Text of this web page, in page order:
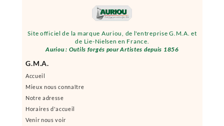
Site officiel de la marque Auriou, de l'entreprise G.M.A. et
de Lie-Nielsen en France.
Auriou : Outils forgés pour Artistes depuis 1856
G.M.A.
Accueil
Mieux nous connaître
Notre adresse
Horaires d'accueil
Venir nous voir